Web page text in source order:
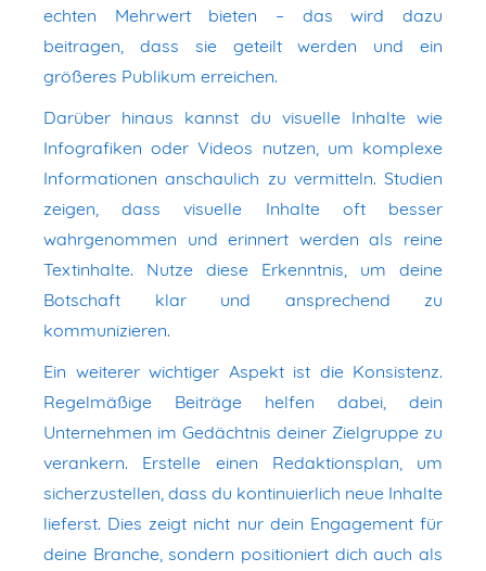
echten Mehrwert bieten – das wird dazu
beitragen, dass sie geteilt werden und ein
größeres Publikum erreichen.
Darüber hinaus kannst du visuelle Inhalte wie
Infografiken oder Videos nutzen, um komplexe
Informationen anschaulich zu vermitteln. Studien
zeigen, dass visuelle Inhalte oft besser
wahrgenommen und erinnert werden als reine
Textinhalte. Nutze diese Erkenntnis, um deine
Botschaft klar und ansprechend zu
kommunizieren.
Ein weiterer wichtiger Aspekt ist die Konsistenz.
Regelmäßige Beiträge helfen dabei, dein
Unternehmen im Gedächtnis deiner Zielgruppe zu
verankern. Erstelle einen Redaktionsplan, um
sicherzustellen, dass du kontinuierlich neue Inhalte
lieferst. Dies zeigt nicht nur dein Engagement für
deine Branche, sondern positioniert dich auch als